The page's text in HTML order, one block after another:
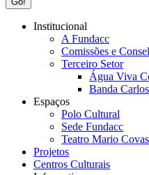
Institucional
A Fundacc
Comissões e
Terceiro Setor
Água Viva
Banda
Espaços
Polo Cultural
Sede Fundacc
Teatro Mario Covas
Projetos
Centros Culturais